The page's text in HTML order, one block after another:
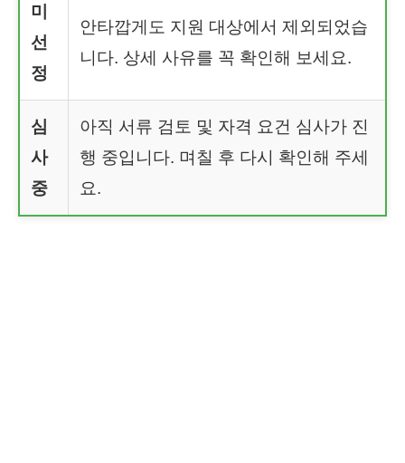
미
선
정
안타깝게도 지원 대상에서 제외되었습
니다. 상세 사유를 꼭 확인해 보세요.
심
사
중
아직 서류 검토 및 자격 요건 심사가 진
행 중입니다. 며칠 후 다시 확인해 주세
요.